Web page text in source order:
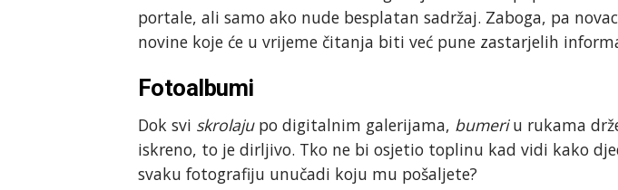
portale, ali samo ako nude besplatan sadržaj. Zaboga, pa
novine koje će u vrijeme čitanja biti već pune zastarjelih
Fotoalbumi
Dok svi skrolajupo digitalnim galerijama, bumeriu rukama
iskreno, to je dirljivo. Tko ne bi osjetio toplinu kad vidi kako
svaku fotografiju unučadi koju mu pošaljete?